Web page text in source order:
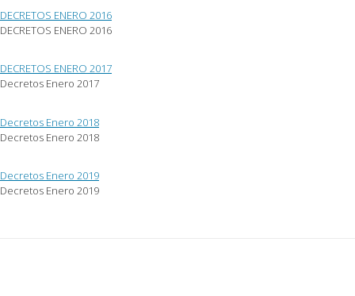
DECRETOS ENERO 2016
DECRETOS ENERO 2016
DECRETOS ENERO 2017
Decretos Enero 2017
Decretos Enero 2018
Decretos Enero 2018
Decretos Enero 2019
Decretos Enero 2019